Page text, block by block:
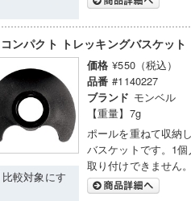
コンパクト トレッキングバスケット
比較対象にす
価格 ¥550（税込）
品番 #1140227
ブランド モンベル
【重量】7g
ポールを重ねて収納
バスケットです。1
取り付けできません。